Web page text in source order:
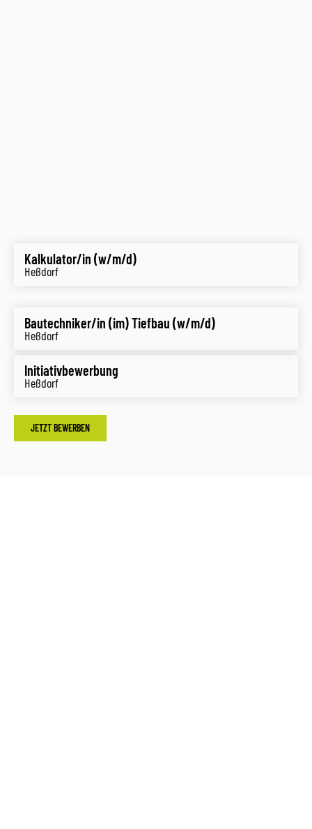
Kalkulator/in (w/m/d)
Heßdorf
Bautechniker/in (im) Tiefbau (w/m/d)
Heßdorf
Initiativbewerbung
Heßdorf
JETZT BEWERBEN